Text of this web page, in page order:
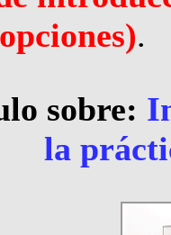
.
sobre:
la